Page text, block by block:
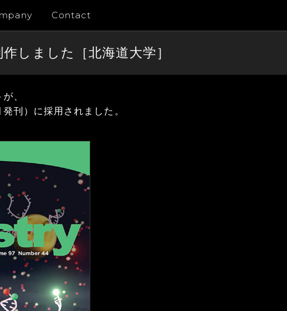
Contact
しました［北海道大学］
、
）に採用されました。